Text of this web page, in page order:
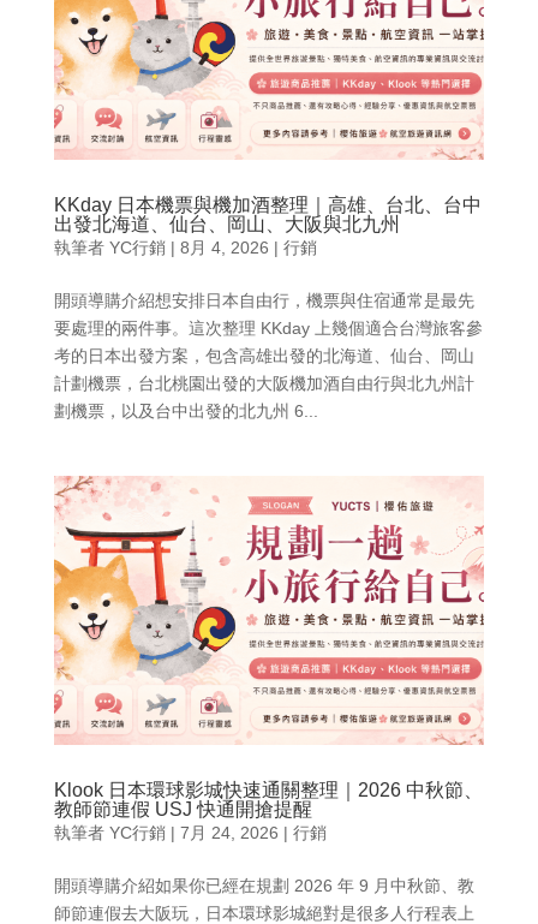
KKday 日本機票與機加酒整理｜高雄、台北、台中
出發北海道、仙台、岡山、大阪與北九州
執筆者 YC行銷| 8月 4, 2026 | 行銷
開頭導購介紹想安排日本自由行，機票與住宿通常是最先
要處理的兩件事。這次整理 KKday 上幾個適合台灣旅客參
考的日本出發方案，包含高雄出發的北海道、仙台、岡山
計劃機票，台北桃園出發的大阪機加酒自由行與北九州計
劃機票，以及台中出發的北九州 6...
Klook 日本環球影城快速通關整理｜2026 中秋節、
教師節連假 USJ 快通開搶提醒
執筆者 YC行銷| 7月 24, 2026 | 行銷
開頭導購介紹如果你已經在規劃 2026 年 9 月中秋節、教
師節連假去大阪玩，日本環球影城絕對是很多人行程表上